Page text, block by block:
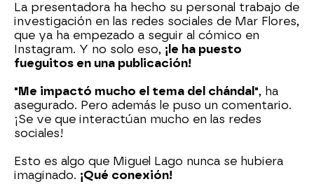
La presentadora ha hecho su personal trabajo de
investigación en las redes sociales de Mar Flores,
que ya ha empezado a seguir al cómico en
Instagram. Y no solo eso, ¡le ha puesto
fueguitos en una publicación!
"Me impactó mucho el tema del chándal", ha
asegurado. Pero además le puso un comentario.
¡Se ve que interactúan mucho en las redes
sociales!
Esto es algo que Miguel Lago nunca se hubiera
imaginado. ¡Qué conexión!